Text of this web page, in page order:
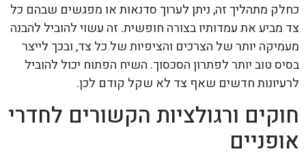
כחלק מתהליך זה, ניתן לערוך סדנאות או מפגשים שבהם כל
צד מביע את עמדותיו בצורה חופשית. זה עשוי להוביל להבנה
מעמיקה יותר של הצרכים והציפיות של כל צד, ובכך לייצר
בסיס טוב יותר לפתרון הסכסוך. השיח הפתוח יכול להוביל
לרעיונות חדשים שאף צד לא שקל קודם לכן.
חוקים ורגולציות הקשורים לחדרי
אופניים